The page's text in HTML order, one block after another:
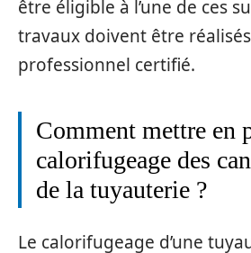
être éligible à l’une de ces
travaux doivent être
professionnel certifié.
Comment mettre en
calorifugeage des
de la tuyauterie ?
Le calorifugeage d’une